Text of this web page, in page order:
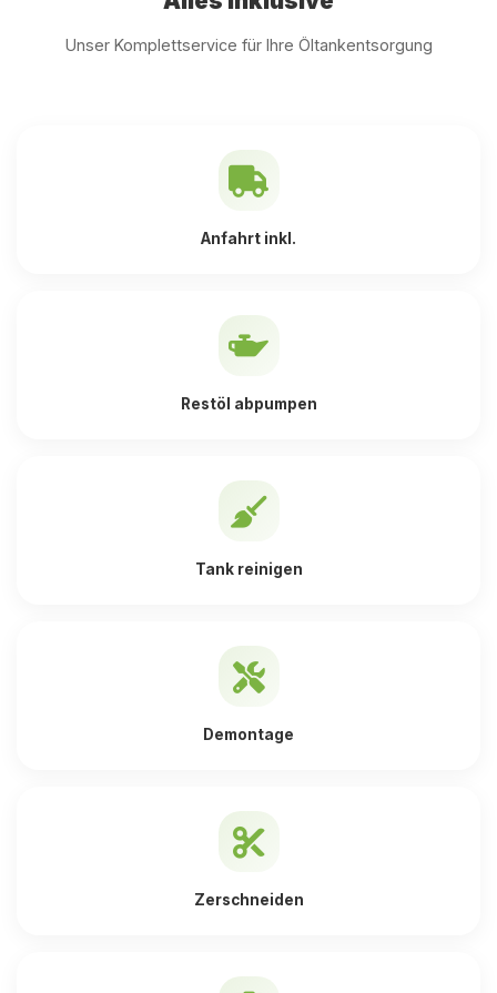
Unser Komplettservice für Ihre Öltankentsorgung
Anfahrt inkl.
Restöl abpumpen
Tank reinigen
Demontage
Zerschneiden